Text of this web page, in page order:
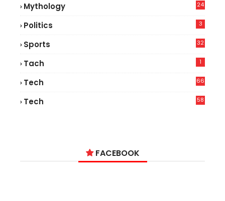
Mythology 24
Politics 3
Sports 32
Tach 1
Tech
66
Tech
58
FACEBOOK